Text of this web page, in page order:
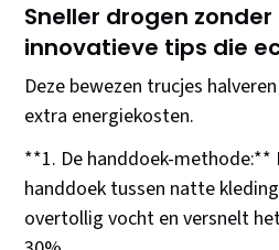
Sneller drogen
innovatieve tips die
Deze bewezen trucjes
extra energiekosten.
**1. De handdoek-methode:**
handdoek tussen natte
overtollig vocht en versnelt